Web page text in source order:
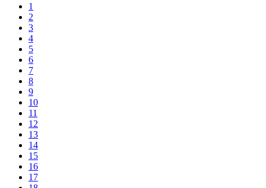
1
2
3
4
5
6
7
8
9
10
11
12
13
14
15
16
17